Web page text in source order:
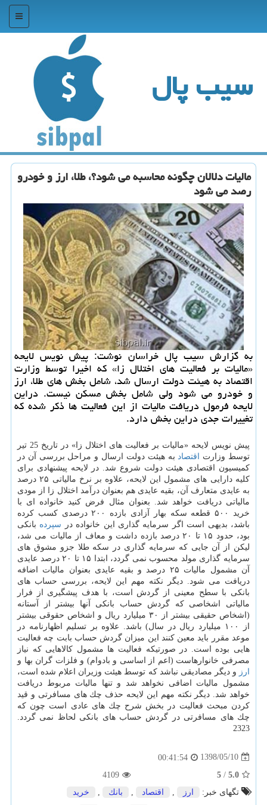
منو
سیب پال
مالیات دلالان چگونه محاسبه می شود؟، طلا، ارز و خودرو
رصد می شود
به گزارش سیب پال خراسان نوشت: پیش نویس لایحه
«مالیات بر فعالیت های اختلال زا» كه اخیرا توسط وزارت
اقتصاد به هیئت دولت ارسال شد، شامل بخش های طلا، ارز
و خودرو می شود ولی شامل بخش مسكن نیست. دراین
لایحه فرمول دریافت مالیات از این فعالیت ها ذكر شده كه
تغییرات جدی دراین بخش دارد.
پیش نویس لایحه «مالیات بر فعالیت های اختلال زا» در تاریخ 25 تیر
توسط وزارت
اقتصادبه هیئت دولت ارسال و مراحل بررسی آن در
كمیسیون اقتصادی هیئت دولت شروع شد. در لایحه پیشنهادی برای
كلیه دارایی های مشمول این لایحه، علاوه بر نرخ مالیاتی ۲۵ درصد
به عایدی متعارف آن، بقیه عایدی هم بعنوان درآمد اختلال زا از مودی
مالیاتی دریافت خواهد شد. بعنوان مثال فرض كنید خانواده ای با
خرید ۵۰۰ قطعه سكه بهار آزادی بازده ۲۰۰ درصدی كسب كرده
باشد، بدیهی است اگر سرمایه گذاری این خانواده در سپرده بانكی
بود، حدود ۱۵ تا ۲۰ درصد بازده داشت و معاف از مالیات می شد،
لیكن از آن جایی كه سرمایه گذاری در سكه طلا جزو مشوق های
سرمایه گذاری مولد محسوب نمی گردد، ابتدا ۱۵ تا ۲۰ درصد عایدی
آن مشمول مالیات ۲۵ درصد و بقیه عایدی بعنوان مالیات اضافه
دریافت می شود. دیگر نكته مهم این لایحه، بررسی حساب های
بانكی با سطح معینی از گردش است، با هدف پیشگیری از فرار
مالیاتی اشخاصی كه گردش حساب بانكی آنها بیشتر از آستانه
(اشخاص حقیقی بیشتر از ۳۰ میلیارد ریال و اشخاص حقوقی بیشتر
از ۱۰۰ میلیارد ریال در سال) باشد. علاوه بر تسلیم اظهارنامه در
موعد مقرر باید معین كنند این میزان گردش حساب بابت چه فعالیت
هایی بوده است. در صورتیكه فعالیت ها مشمول كالاهایی كه نیاز
مصرفی خانوارهاست (اعم از اساسی و بادوام) و فلزات گران بها و
ارز و دیگر مصادیقی نباشد كه توسط هیئت وزیران اعلام شده است،
مشمول مالیات اضافی نخواهد شد و تنها مالیات مربوط دریافت
خواهد شد. دیگر نكته مهم این لایحه حذف چك های مسافرتی و قید
كردن مبحث فعالیت در بخش شرح چك های عادی است چون كه
چك های مسافرتی در گردش حساب های بانكی لحاظ نمی گردد.
2323
1398/05/10
00:41:54
5.0
/
5
4109
تگهای خبر:
ارز , اقتصاد , بانك , خرید